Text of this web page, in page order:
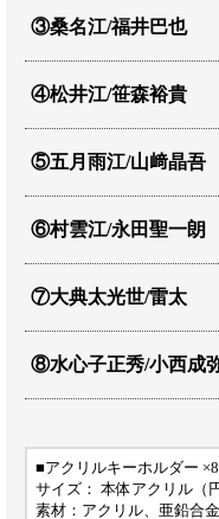
③桑名江/福井巴也
④松井江/笹森裕貴
⑤五月雨江/山﨑晶吾
⑥村雲江/永田聖一朗
⑦大典太光世/雷太
⑧水心子正秀/小西成
■アクリルキーホルダー
サイズ： 本体アクリル（
素材：アクリル、亜鉛合